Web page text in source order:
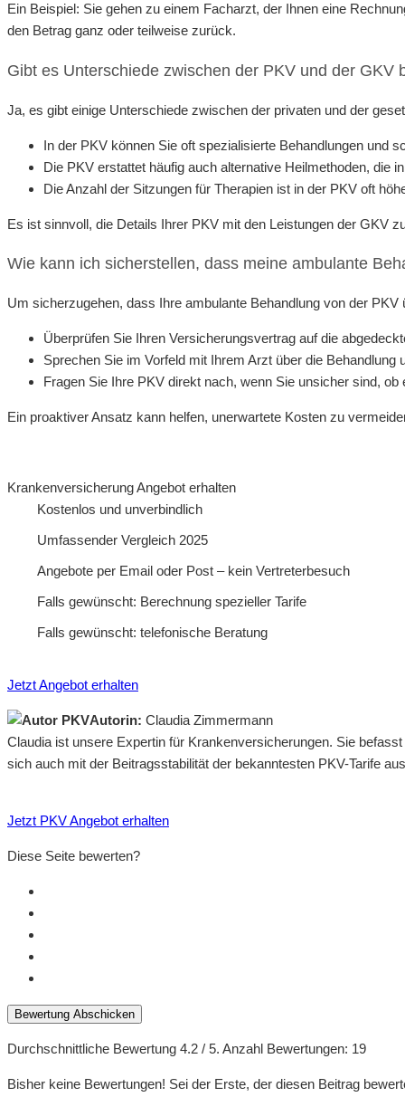
Ein Beispiel: Sie gehen zu einem Facharzt, der Ihnen eine
den Betrag ganz oder teilweise zurück.
Gibt es Unterschiede zwischen der PKV und der GKV
Ja, es gibt einige Unterschiede zwischen der privaten und der
In der PKV können Sie oft spezialisierte Behandlungen und
Die PKV erstattet häufig auch alternative Heilmethoden, die
Die Anzahl der Sitzungen für Therapien ist in der PKV oft
Es ist sinnvoll, die Details Ihrer PKV mit den Leistungen der GKV
Wie kann ich sicherstellen, dass meine ambulante
Um sicherzugehen, dass Ihre ambulante Behandlung von der
Überprüfen Sie Ihren Versicherungsvertrag auf die
Sprechen Sie im Vorfeld mit Ihrem Arzt über die Behandlung
Fragen Sie Ihre PKV direkt nach, wenn Sie unsicher sind,
Ein proaktiver Ansatz kann helfen, unerwartete Kosten zu
Krankenversicherung Angebot erhalten
Kostenlos und unverbindlich
Umfassender Vergleich 2025
Angebote per Email oder Post – kein Vertreterbesuch
Falls gewünscht: Berechnung spezieller Tarife
Falls gewünscht: telefonische Beratung
Jetzt Angebot erhalten
Autorin: Claudia Zimmermann
Claudia ist unsere Expertin für Krankenversicherungen. Sie
sich auch mit der Beitragsstabilität der bekanntesten PKV-Tarife
Jetzt PKV Angebot erhalten
Diese Seite bewerten?
Bewertung Abschicken
Durchschnittliche Bewertung 4.2 / 5. Anzahl Bewertungen: 19
Bisher keine Bewertungen! Sei der Erste, der diesen Beitrag